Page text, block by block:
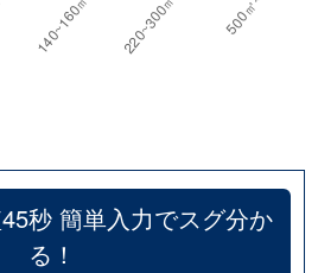
秒 簡単入力でスグ分か
る！